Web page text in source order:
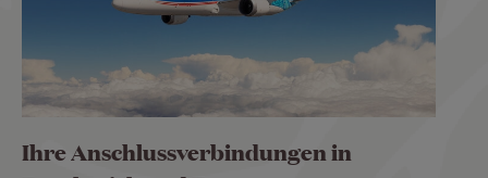
Ihre Anschlussverbindungen in